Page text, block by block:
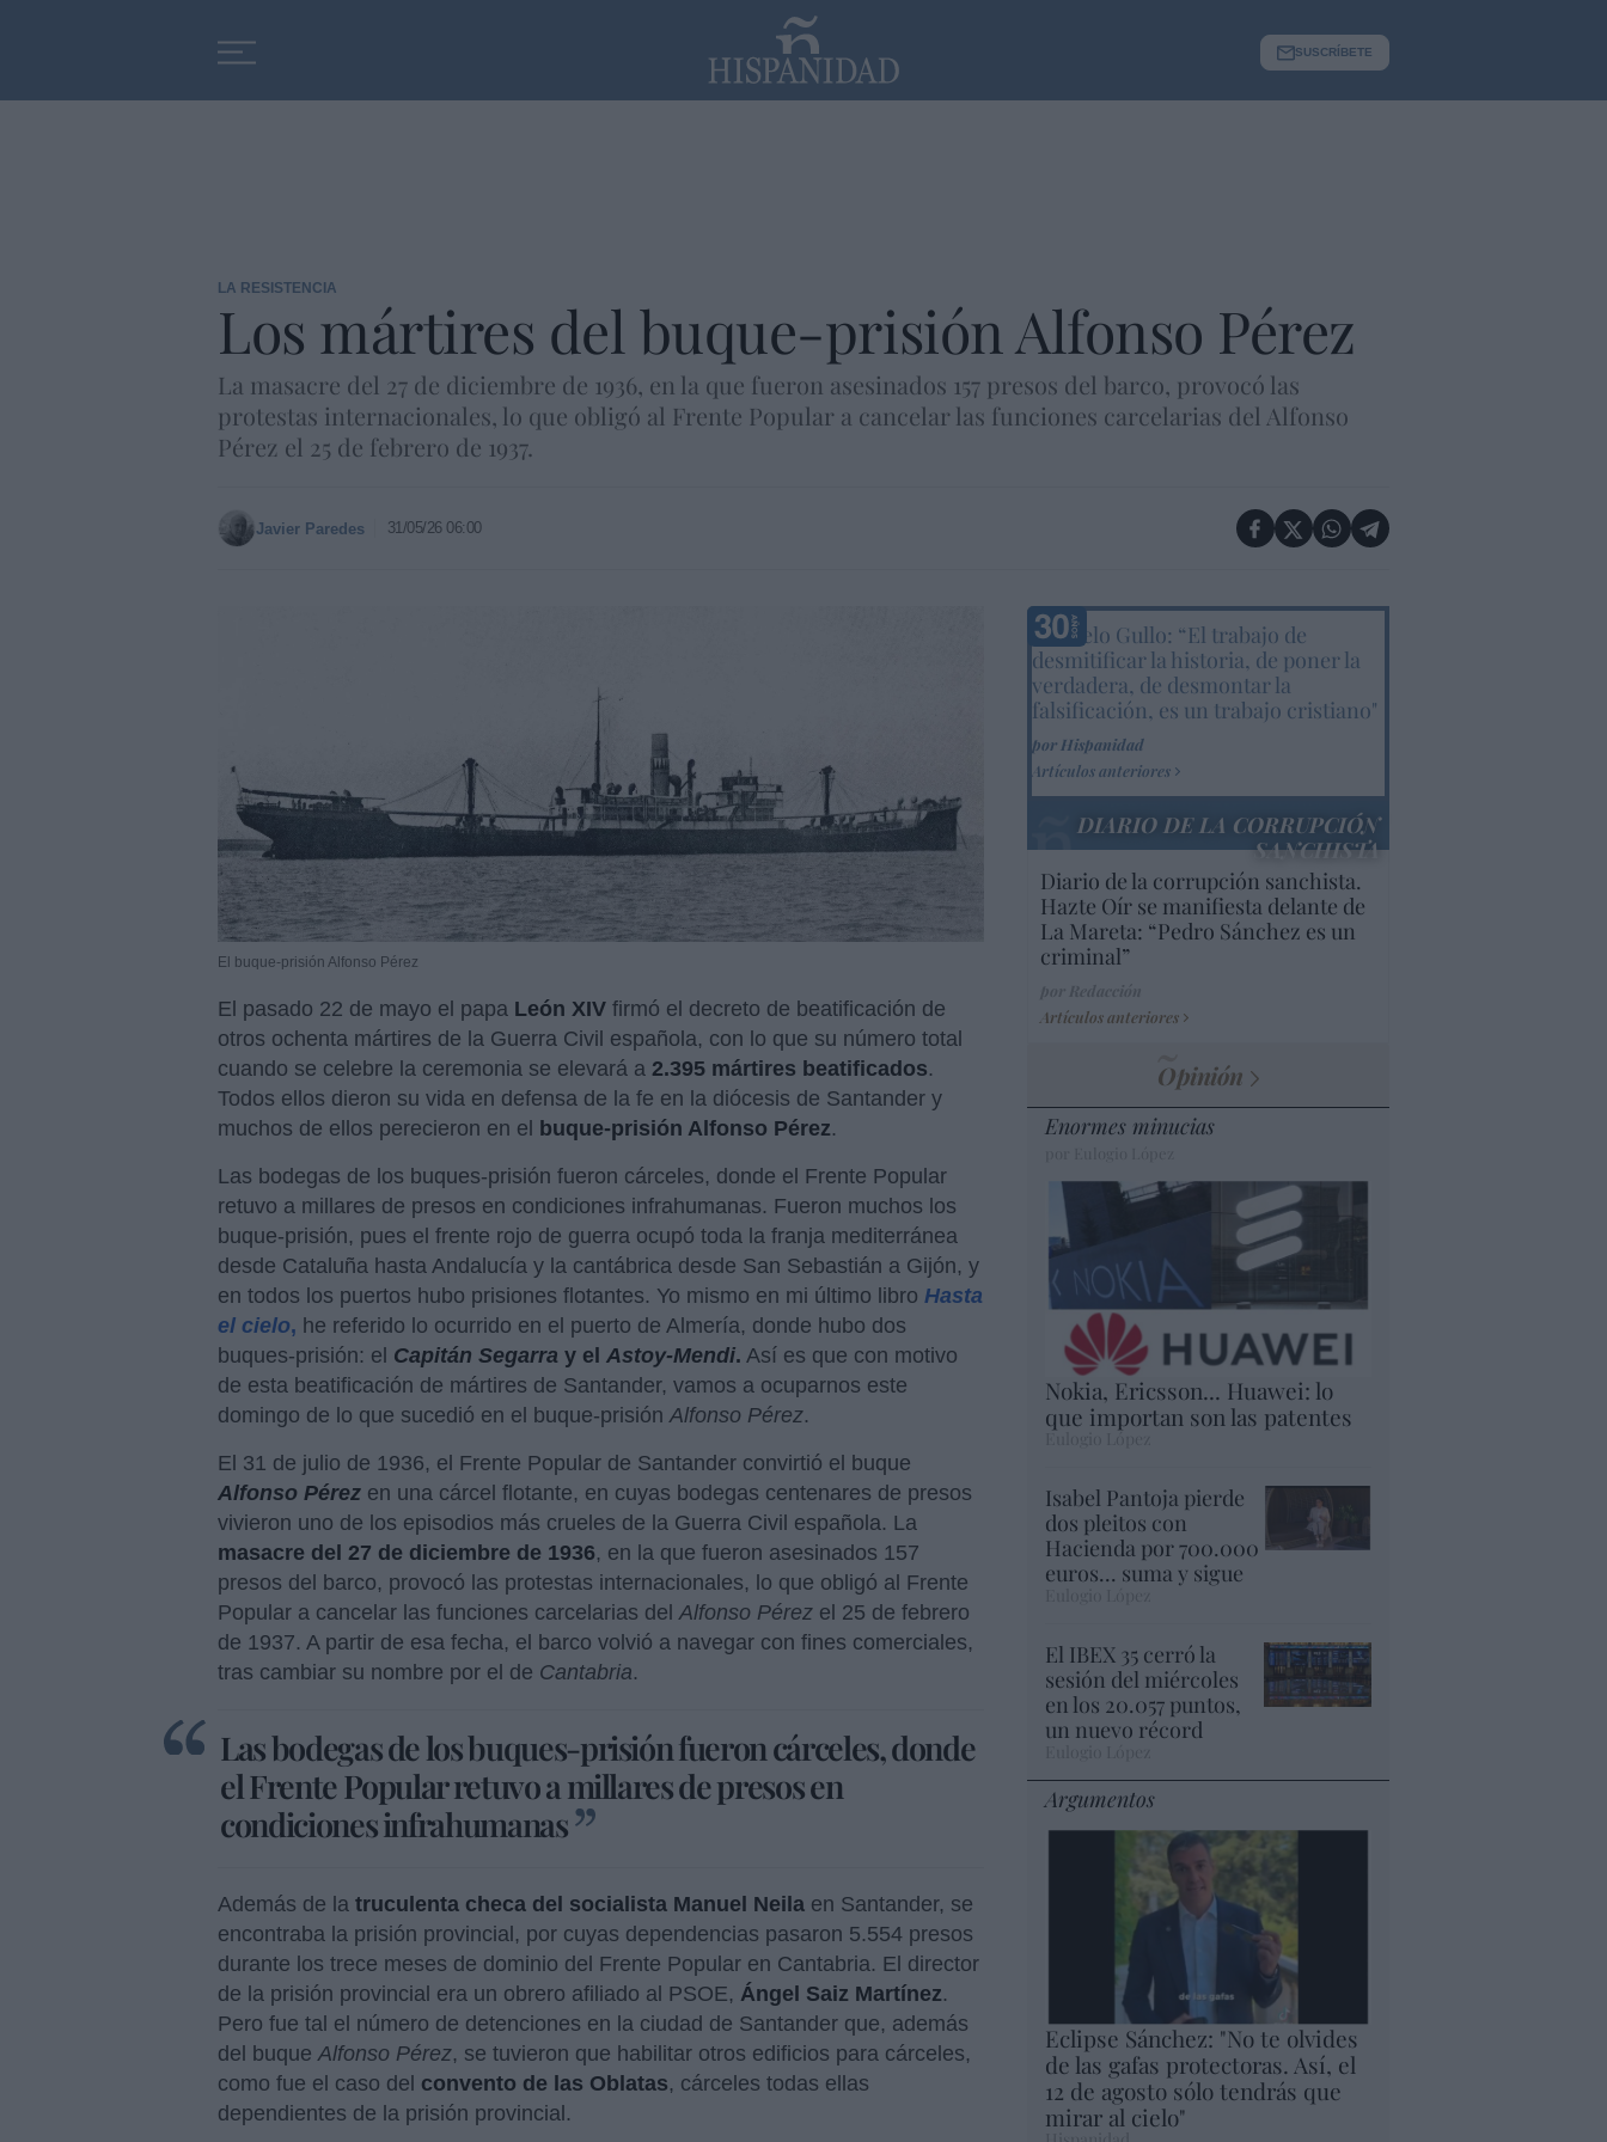
SUSCRÍBETE
LA RESISTENCIA
Los mártires del buque-prisión Alfonso Pérez
La masacre del 27 de diciembre de 1936, en la que fueron asesinados 157 presos del barco, provocó las
protestas internacionales, lo que obligó al Frente Popular a cancelar las funciones carcelarias del Alfonso
Pérez el 25 de febrero de 1937.
Javier Paredes 31/05/26 06:00
El buque-prisión Alfonso Pérez
El pasado 22 de mayo el papa León XIV firmó el decreto de beatificación de
otros ochenta mártires de la Guerra Civil española, con lo que su número total
cuando se celebre la ceremonia se elevará a 2.395 mártires beatificados.
Todos ellos dieron su vida en defensa de la fe en la diócesis de Santander y
muchos de ellos perecieron en el buque-prisión Alfonso Pérez.
Las bodegas de los buques-prisión fueron cárceles, donde el Frente Popular
retuvo a millares de presos en condiciones infrahumanas. Fueron muchos los
buque-prisión, pues el frente rojo de guerra ocupó toda la franja mediterránea
desde Cataluña hasta Andalucía y la cantábrica desde San Sebastián a Gijón, y
en todos los puertos hubo prisiones flotantes. Yo mismo en mi último libro Hasta
el cielo, he referido lo ocurrido en el puerto de Almería, donde hubo dos
buques-prisión: el Capitán Segarra y el Astoy-Mendi. Así es que con motivo
de esta beatificación de mártires de Santander, vamos a ocuparnos este
domingo de lo que sucedió en el buque-prisión Alfonso Pérez.
El 31 de julio de 1936, el Frente Popular de Santander convirtió el buque
Alfonso Pérez en una cárcel flotante, en cuyas bodegas centenares de presos
vivieron uno de los episodios más crueles de la Guerra Civil española. La
masacre del 27 de diciembre de 1936, en la que fueron asesinados 157
presos del barco, provocó las protestas internacionales, lo que obligó al Frente
Popular a cancelar las funciones carcelarias del Alfonso Pérez el 25 de febrero
de 1937. A partir de esa fecha, el barco volvió a navegar con fines comerciales,
tras cambiar su nombre por el de Cantabria.
Las bodegas de los buques-prisión fueron cárceles, donde
el Frente Popular retuvo a millares de presos en
condiciones infrahumanas
Además de la truculenta checa del socialista Manuel Neila en Santander, se
encontraba la prisión provincial, por cuyas dependencias pasaron 5.554 presos
durante los trece meses de dominio del Frente Popular en Cantabria. El director
de la prisión provincial era un obrero afiliado al PSOE, Ángel Saiz Martínez.
Pero fue tal el número de detenciones en la ciudad de Santander que, además
del buque Alfonso Pérez, se tuvieron que habilitar otros edificios para cárceles,
como fue el caso del convento de las Oblatas, cárceles todas ellas
dependientes de la prisión provincial.
Marcelo Gullo: “El trabajo de
desmitificar la historia, de poner la
verdadera, de desmontar la
falsificación, es un trabajo cristiano"
por Hispanidad
Artículos anteriores
DIARIO DE LA CORRUPCIÓN
SANCHISTA
Diario de la corrupción sanchista.
Hazte Oír se manifiesta delante de
La Mareta: “Pedro Sánchez es un
criminal”
Artículos anteriores
Opinión
Enormes minucias
Nokia, Ericsson... Huawei: lo
que importan son las patentes
Eulogio López
Isabel Pantoja pierde
dos pleitos con
Hacienda por 700.000
euros... suma y sigue
El IBEX 35 cerró la
sesión del miércoles
en los 20.057 puntos,
un nuevo récord
Argumentos
Eclipse Sánchez: "No te olvides
de las gafas protectoras. Así, el
12 de agosto sólo tendrás que
mirar al cielo"